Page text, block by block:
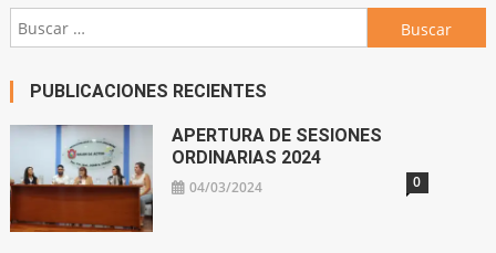
Buscar:
PUBLICACIONES RECIENTES
APERTURA DE SESIONES
ORDINARIAS 2024
04/03/2024 0